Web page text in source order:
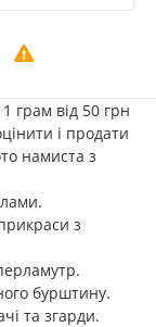
грам від 50 грн
і продати
намиста з
з
бурштину.
та згарди.